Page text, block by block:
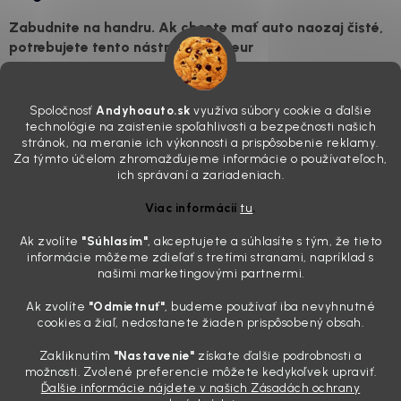
Spoločnosť Andyhoauto.sk využíva súbory cookie a ďalšie
technológie na zaistenie spoľahlivosti a bezpečnosti našich
stránok, na meranie ich výkonnosti a prispôsobenie reklamy.
Za týmto účelom zhromažďujeme informácie o používateľoch,
ich správaní a zariadeniach.
Viac informáciítu.
Ak zvolíte "Súhlasím", akceptujete a súhlasíte s tým, že tieto
informácie môžeme zdieľať s tretími stranami, napríklad s
našimi marketingovými partnermi.
Ak zvolíte "Odmietnuť", budeme používať iba nevyhnutné
cookies a žiaľ, nedostanete žiaden prispôsobený obsah.
Zakliknutím "Nastavenie" získate ďalšie podrobnosti a
možnosti. Zvolené preferencie môžete kedykoľvek upraviť.
Ďalšie informácie nájdete v našich Zásadách ochrany
Zabudnite na handru. Ak chcete mať auto naozaj čisté,
potrebujete tento nástroj za pár eur
„upratanom“ aute, no pri pohľade na palubnú dosku vás ide poraziť. V
mriežkach ventilácie, okolo tlačidiel a v švíkoch sedačiek na vás stále
drzo pozerá prach. Handra ani vysávač tam jednodu...
Detailing nemusí stáť výplatu: 5 kúskov autokozmetiky,
Sobotné ráno, káva v ruke a pred vami zaprášená kapota. Pre
niekoho nuda, pre nás najlepší relax. Lenže keď si v košíku spočítate
všetky tie fľaštičky, šampóny a utierky, výsledná suma vie poriadne
pokaziť náladu. Dobrá správa je, že aj profi výbava ...
Zabudnite na šmuhy: 7 overených vychytávok, ktoré z
28.7.2026
Poznáte ten pocit. Sobota ráno, slnko sa oprie do laku a vy namiesto